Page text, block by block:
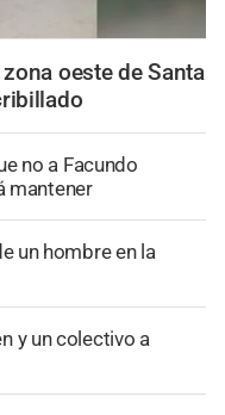
oeste de Santa
no a Facundo
mantener
un hombre en la
y un colectivo a